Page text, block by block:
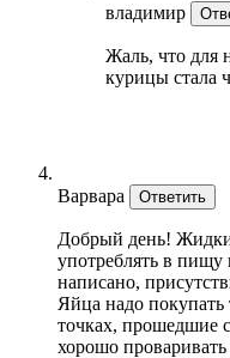
владимир
Жаль, что для
курицы стала
Варвара Ответить
Добрый день!
употреблять в
написано,
Яйца надо
точках, прошедшие
хорошо